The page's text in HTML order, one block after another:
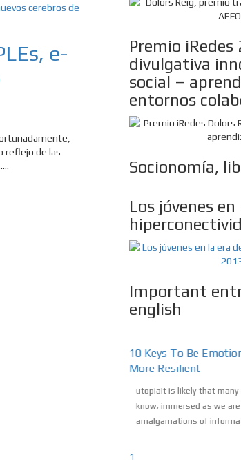
e-
reflejo de las
Premio
divulgativa
social –
entornos
Socionomía,
Los jóvenes
Important
english
10 Keys To Be
More Resilient
utopiaIt is likely that many
know, immersed as we
amalgamations of
1